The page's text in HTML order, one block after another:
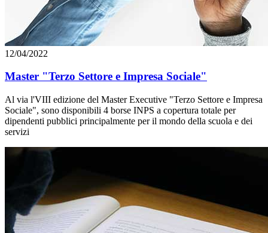
12/04/2022
Master "Terzo Settore e Impresa Sociale"
Al via l'VIII edizione del Master Executive "Terzo Settore e Impresa
Sociale", sono disponibili 4 borse INPS a copertura totale per
dipendenti pubblici principalmente per il mondo della scuola e dei
servizi